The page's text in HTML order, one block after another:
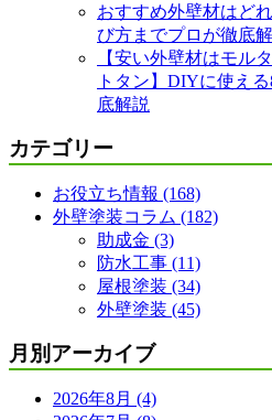
おすすめ外壁材はど
び方までプロが徹底
【安い外壁材はモル
トタン】DIYに使え
底解説
カテゴリー
お役立ち情報 (168)
外壁塗装コラム (182)
助成金 (3)
防水工事 (11)
屋根塗装 (34)
外壁塗装 (45)
月別アーカイブ
2026年8月 (4)